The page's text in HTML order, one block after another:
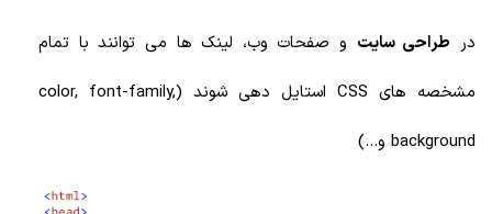
در طراحی سایت و صفحات وب، لینک ها می توانند با تمام
مشخصه های CSS استایل دهی شوند (color, font-family,
background و...)